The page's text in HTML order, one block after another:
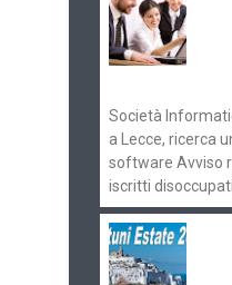
Società
a Lecce, ricerca
software Avviso
iscritti